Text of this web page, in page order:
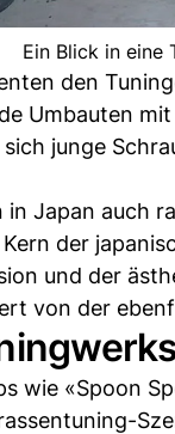
Ein Blick in eine
den
Umbauten
junge
in Japan auch
der
und der
von der
wie «Spoon